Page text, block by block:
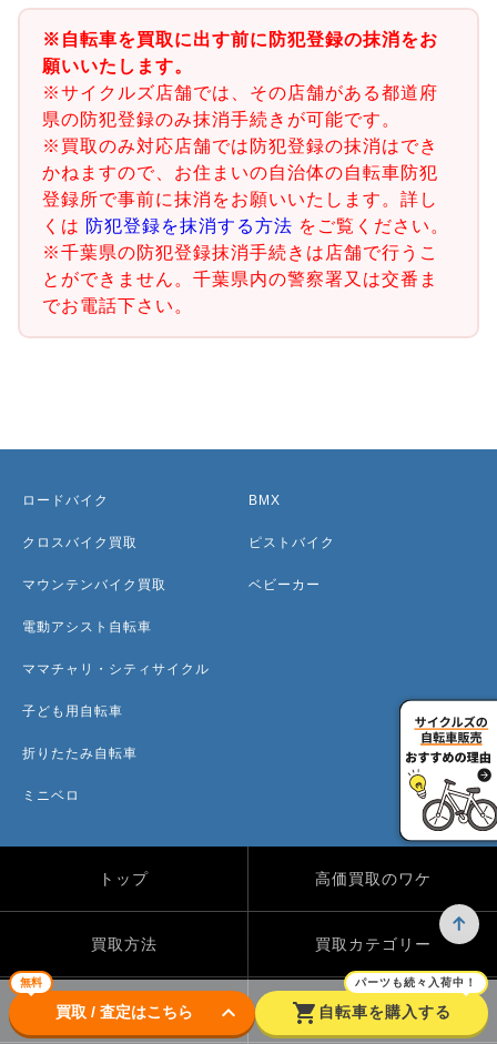
※自転車を買取に出す前に防犯登録の抹消をお
願いいたします。
※サイクルズ店舗では、その店舗がある都道府
県の防犯登録のみ抹消手続きが可能です。
※買取のみ対応店舗では防犯登録の抹消はでき
かねますので、お住まいの自治体の自転車防犯
登録所で事前に抹消をお願いいたします。詳し
くは 防犯登録を抹消する方法 をご覧ください。
※千葉県の防犯登録抹消手続きは店舗で行うこ
とができません。千葉県内の警察署又は交番ま
でお電話下さい。
無料
買取 / 査定はこちら keyboard_arrow_down shopping_cart
パーツも続々入荷中！
自転車を購入する
ロードバイク
クロスバイク買取
マウンテンバイク買取
電動アシスト自転車
ママチャリ・シティサイクル
子ども用自転車
折りたたみ自転車
ミニベロ
BMX
ピストバイク
ベビーカー
トップ 高価買取のワケ
買取方法 買取カテゴリー
買取実績 自転車のコラム